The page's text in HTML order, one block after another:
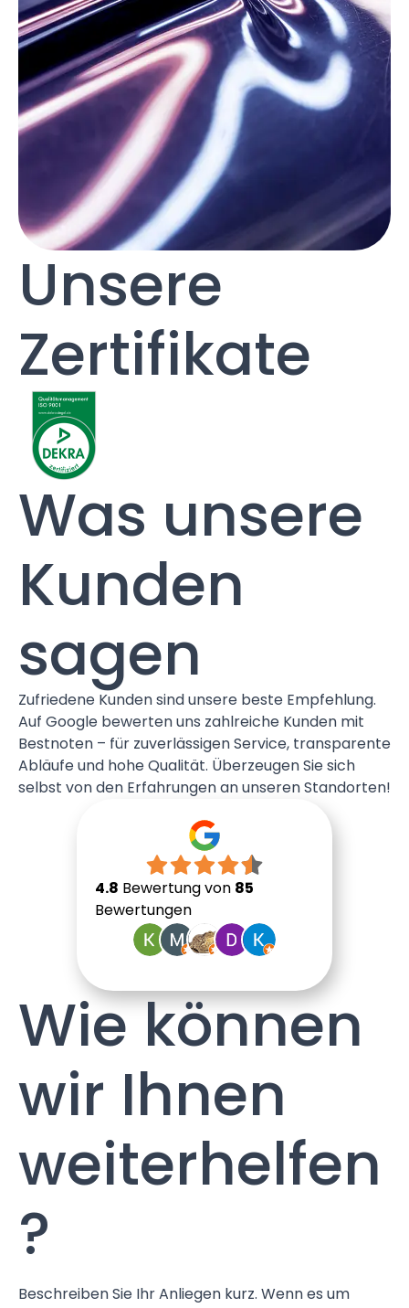
Unsere
Zertifikate
Was unsere
Kunden
sagen
Zufriedene Kunden sind unsere beste Empfehlung.
Auf Google bewerten uns zahlreiche Kunden mit
Bestnoten – für zuverlässigen Service, transparente
Abläufe und hohe Qualität. Überzeugen Sie sich
selbst von den Erfahrungen an unseren Standorten!
4.8 Bewertung von 85
Bewertungen
Wie können
wir Ihnen
weiterhelfen
?
Beschreiben Sie Ihr Anliegen kurz. Wenn es um